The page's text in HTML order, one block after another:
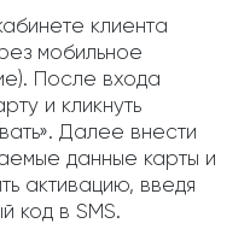
клиента
мобильное
После входа
и кликнуть
Далее внести
данные карты и
активацию, введя
код в SMS.